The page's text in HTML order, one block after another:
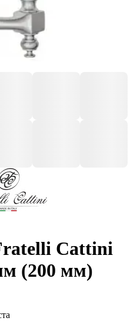
Cattini
(200 мм)